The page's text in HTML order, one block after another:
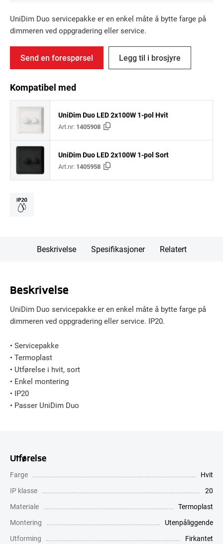
UniDim Duo servicepakke er en enkel måte å bytte farge på
dimmeren ved oppgradering eller service.
Send en forespørsel Legg til i brosjyre
Kompatibel med
UniDim Duo LED 2x100W 1-pol Hvit
Art.nr: 1405908
UniDim Duo LED 2x100W 1-pol Sort
Art.nr: 1405958
Beskrivelse Spesifikasjoner Relatert
Beskrivelse
UniDim Duo servicepakke er en enkel måte å bytte farge på
dimmeren ved oppgradering eller service. IP20.
• Servicepakke
• Termoplast
• Utførelse i hvit, sort
• Enkel montering
• IP20
• Passer UniDim Duo
Utførelse
Farge
Hvit
IP klasse
20
Materiale
Termoplast
Montering
Utenpåliggende
Utforming
Firkantet